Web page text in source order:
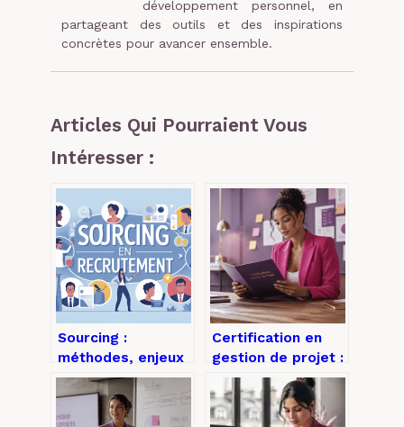
développement personnel, en
partageant des outils et des inspirations
concrètes pour avancer ensemble.
Articles Qui Pourraient Vous
Intéresser :
Sourcing :
méthodes, enjeux
et bonnes
pratiques pour
mieux recruter
Certification en
gestion de projet :
choisir la bonne
méthode, valider
ses acquis et